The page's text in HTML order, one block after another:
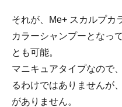
それが、Me+ スカルプカ
カラーシャンプーとなっ
とも可能。
マニキュアタイプなので
るわけではありませんが
がありません。